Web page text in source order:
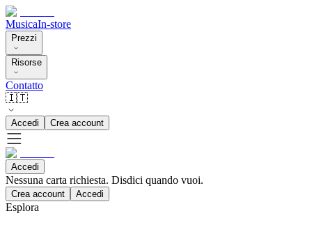
MusicaIn-store
Prezzi
Risorse
Contatto
🇮🇹
Accedi Crea account
Accedi
Nessuna carta richiesta. Disdici quando vuoi.
Crea account Accedi
Esplora